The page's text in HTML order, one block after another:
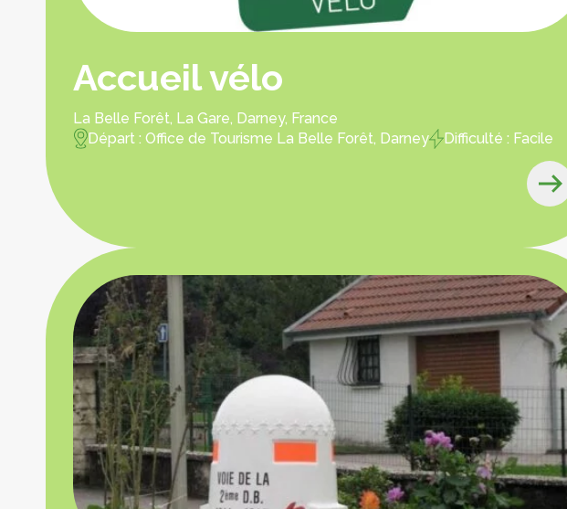
Accueil vélo
La Belle Forêt, La Gare, Darney, France
Départ : Office de Tourisme La Belle Forêt, Darney
Difficulté : Facile